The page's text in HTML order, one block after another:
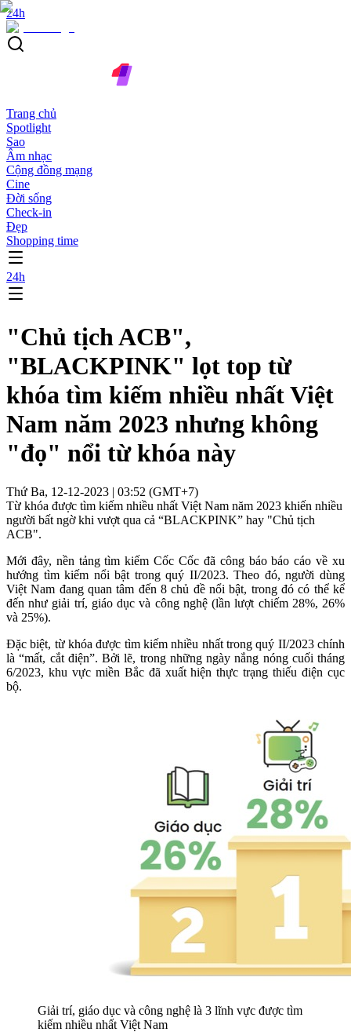
24h
Trang chủ
Spotlight
Sao
Âm nhạc
Cộng đồng mạng
Cine
Đời sống
Check-in
Đẹp
Shopping time
24h
"Chủ tịch ACB",
"BLACKPINK" lọt top từ
khóa tìm kiếm nhiều nhất Việt
Nam năm 2023 nhưng không
"đọ" nổi từ khóa này
Thứ Ba, 12-12-2023 | 03:52 (GMT+7)
Từ khóa được tìm kiếm nhiều nhất Việt Nam năm 2023 khiến nhiều
người bất ngờ khi vượt qua cả “BLACKPINK” hay "Chủ tịch
ACB".
Mới đây, nền tảng tìm kiếm Cốc Cốc đã công báo báo cáo về xu
hướng tìm kiếm nổi bật trong quý II/2023. Theo đó, người dùng
Việt Nam đang quan tâm đến 8 chủ đề nổi bật, trong đó có thể kể
đến như giải trí, giáo dục và công nghệ (lần lượt chiếm 28%, 26%
và 25%).
Đặc biệt, từ khóa được tìm kiếm nhiều nhất trong quý II/2023 chính
là “mất, cắt điện”. Bởi lẽ, trong những ngày nắng nóng cuối tháng
6/2023, khu vực miền Bắc đã xuất hiện thực trạng thiếu điện cục
bộ.
Giải trí, giáo dục và công nghệ là 3 lĩnh vực được tìm
kiếm nhiều nhất Việt Nam